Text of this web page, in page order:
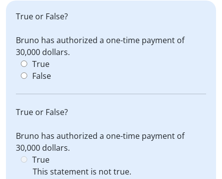
True or False?
Bruno has authorized a one-time payment of
30,000 dollars.
True
False
True or False?
Bruno has authorized a one-time payment of
30,000 dollars.
True
This statement is not true.